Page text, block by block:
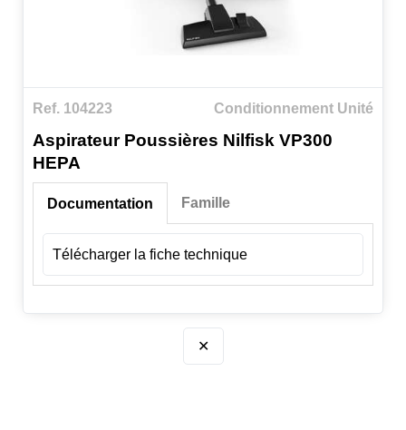
Ref. 104223 Conditionnement Unité
Aspirateur Poussières Nilfisk VP300
HEPA
Documentation
Télécharger la fiche technique
Famille
✕